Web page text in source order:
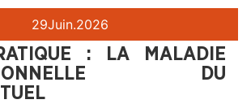
29Juin.2026
: LA MALADIE
DU